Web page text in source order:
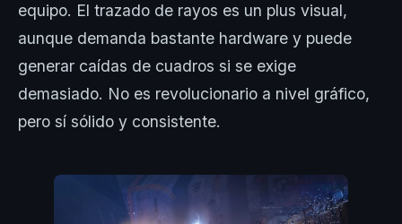
equipo. El trazado de rayos es un plus visual,
aunque demanda bastante hardware y puede
generar caídas de cuadros si se exige
demasiado. No es revolucionario a nivel gráfico,
pero sí sólido y consistente.